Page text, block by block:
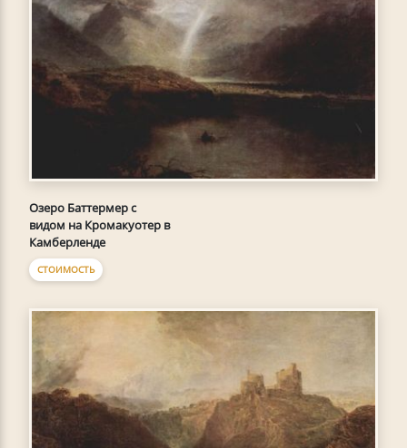
Озеро Баттермер с
видом на Кромакуотер в
Камберленде
СТОИМОСТЬ